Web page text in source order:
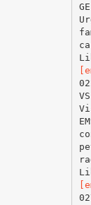
GE
VS